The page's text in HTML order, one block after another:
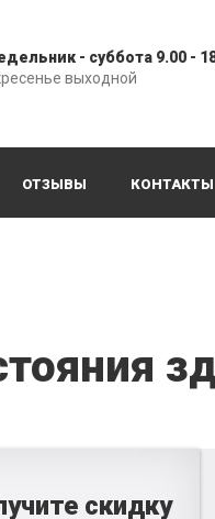
- суббота 9.00 -
выходной
ОТЗЫВЫ КОНТАКТЫ
скидку